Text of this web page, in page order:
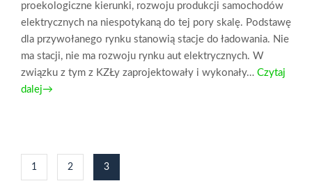
proekologiczne kierunki, rozwoju produkcji samochodów
elektrycznych na niespotykaną do tej pory skalę. Podstawę
dla przywołanego rynku stanowią stacje do ładowania. Nie
ma stacji, nie ma rozwoju rynku aut elektrycznych. W
związku z tym z KZŁy zaprojektowały i wykonały… Czytaj
dalej→
Nawigacja
po
1 2 3